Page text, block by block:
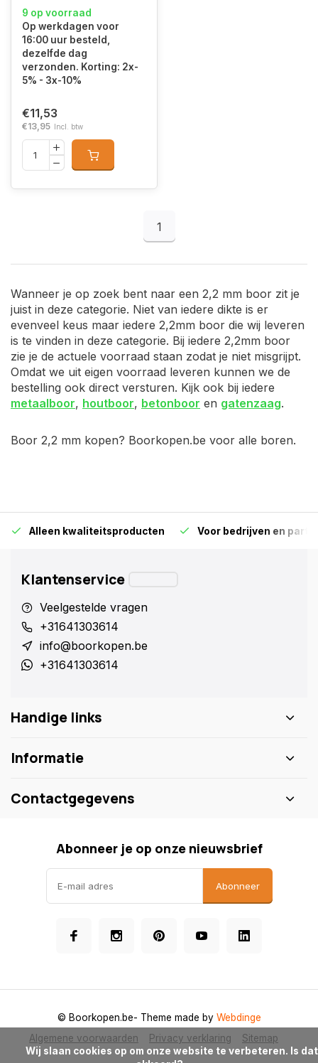
9 op voorraad
Op werkdagen voor
16:00 uur besteld,
dezelfde dag
verzonden. Korting: 2x-
5% - 3x-10%
€11,53
€13,95 Incl. btw
1
Wanneer je op zoek bent naar een 2,2 mm boor zit je
juist in deze categorie. Niet van iedere dikte is er
evenveel keus maar iedere 2,2mm boor die wij leveren
is te vinden in deze categorie. Bij iedere 2,2mm boor
zie je de actuele voorraad staan zodat je niet misgrijpt.
Omdat we uit eigen voorraad leveren kunnen we de
bestelling ook direct versturen. Kijk ook bij iedere
metaalboor, houtboor, betonboor en gatenzaag.
Boor 2,2 mm kopen? Boorkopen.be voor alle boren.
Alleen kwaliteitsproducten Voor bedrijven en
Klantenservice
Veelgestelde vragen
+31641303614
info@boorkopen.be
+31641303614
Handige links
Informatie
Contactgegevens
Abonneer je op onze nieuwsbrief
Abonneer
Algemene voorwaarden Privacy verklaring Sitemap
© Boorkopen.be- Theme made by Webdinge